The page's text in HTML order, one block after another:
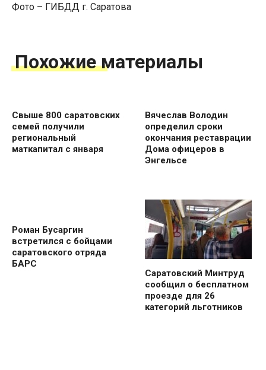
Фото – ГИБДД г. Саратова
Похожие материалы
Свыше 800 саратовских
семей получили
региональный
маткапитал с января
Вячеслав Володин
определил сроки
окончания реставрации
Дома офицеров в
Энгельсе
Роман Бусаргин
встретился с бойцами
саратовского отряда
БАРС
Саратовский Минтруд
сообщил о бесплатном
проезде для 26
категорий льготников